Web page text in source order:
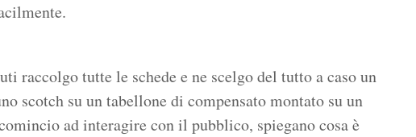
raccolgo tutte le schede e ne scelgo del tutto a caso un
scotch su un tabellone di compensato montato su un
ad interagire con il pubblico, spiegano cosa è